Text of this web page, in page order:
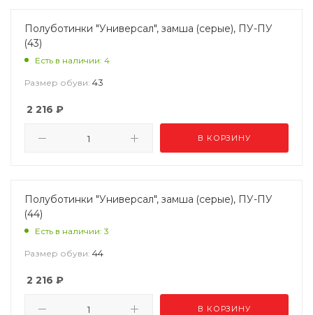
Полуботинки "Универсал", замша (серые), ПУ-ПУ
(43)
Есть в наличии: 4
Размер обуви: 43
2 216 ₽
В КОРЗИНУ
Полуботинки "Универсал", замша (серые), ПУ-ПУ
(44)
Есть в наличии: 3
Размер обуви: 44
2 216 ₽
В КОРЗИНУ